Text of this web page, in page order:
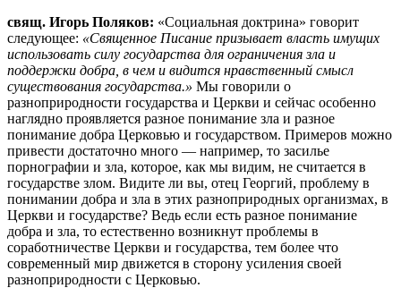
свящ. Игорь Поляков: «Социальная доктрина» говорит
следующее: «Священное Писание призывает власть имущих
использовать силу государства для ограничения зла и
поддержки добра, в чем и видится нравственный смысл
существования государства.» Мы говорили о
разноприродности государства и Церкви и сейчас особенно
наглядно проявляется разное понимание зла и разное
понимание добра Церковью и государством. Примеров можно
привести достаточно много — например, то засилье
порнографии и зла, которое, как мы видим, не считается в
государстве злом. Видите ли вы, отец Георгий, проблему в
понимании добра и зла в этих разноприродных организмах, в
Церкви и государстве? Ведь если есть разное понимание
добра и зла, то естественно возникнут проблемы в
соработничестве Церкви и государства, тем более что
современный мир движется в сторону усиления своей
разноприродности с Церковью.